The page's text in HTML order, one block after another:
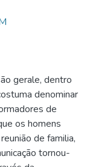
gerale, dentro
denominar
de
os homens
de familia,
tornou-